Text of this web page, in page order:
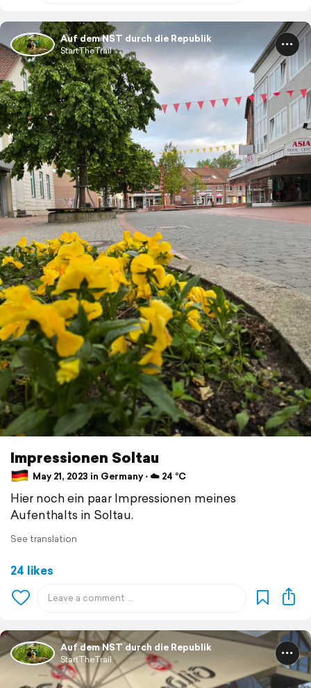
Auf dem NST durch die Republik
StartTheTrail
Impressionen Soltau
May 21, 2023 in Germany ⋅ ☁️ 24 °C
Hier noch ein paar Impressionen meines
Aufenthalts in Soltau.
See translation
24 likes
Auf dem NST durch die Republik
StartTheTrail